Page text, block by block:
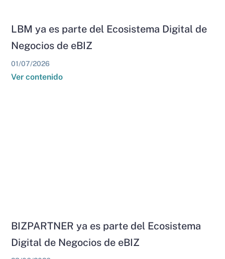
LBM ya es parte del Ecosistema Digital de
Negocios de eBIZ
01/07/2026
Ver contenido
BIZPARTNER ya es parte del Ecosistema
Digital de Negocios de eBIZ